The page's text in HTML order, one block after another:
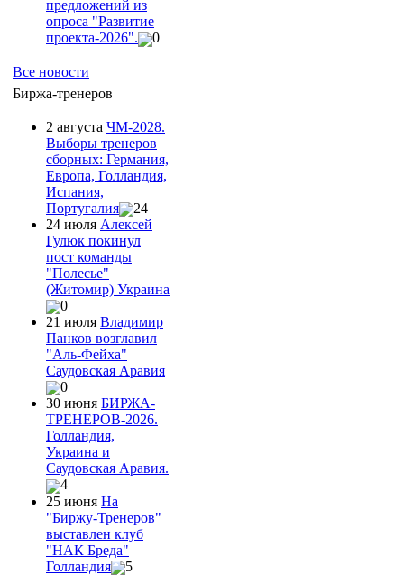
предложений из
опроса "Развитие
проекта-2026".
0
Все новости
Биржа-тренеров
2 августа ЧМ-2028.
Выборы тренеров
сборных: Германия,
Европа, Голландия,
Испания,
Португалия
24
24 июля Алексей
Гулюк покинул
пост команды
"Полесье"
(Житомир) Украина
0
21 июля Владимир
Панков возглавил
"Аль-Фейха"
Саудовская Аравия
0
30 июня БИРЖА-
ТРЕНЕРОВ-2026.
Голландия,
Украина и
Саудовская Аравия.
4
25 июня На
"Биржу-Тренеров"
выставлен клуб
"НАК Бреда"
Голландия
5